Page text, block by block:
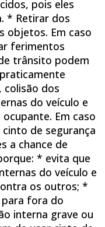
pois eles
* Retirar dos
objetos. Em caso
ferimentos
trânsito podem
colisão dos
do veículo e
Em caso
de segurança
a chance de
* evita que
do veículo e
os outros; *
fora do
interna grave ou